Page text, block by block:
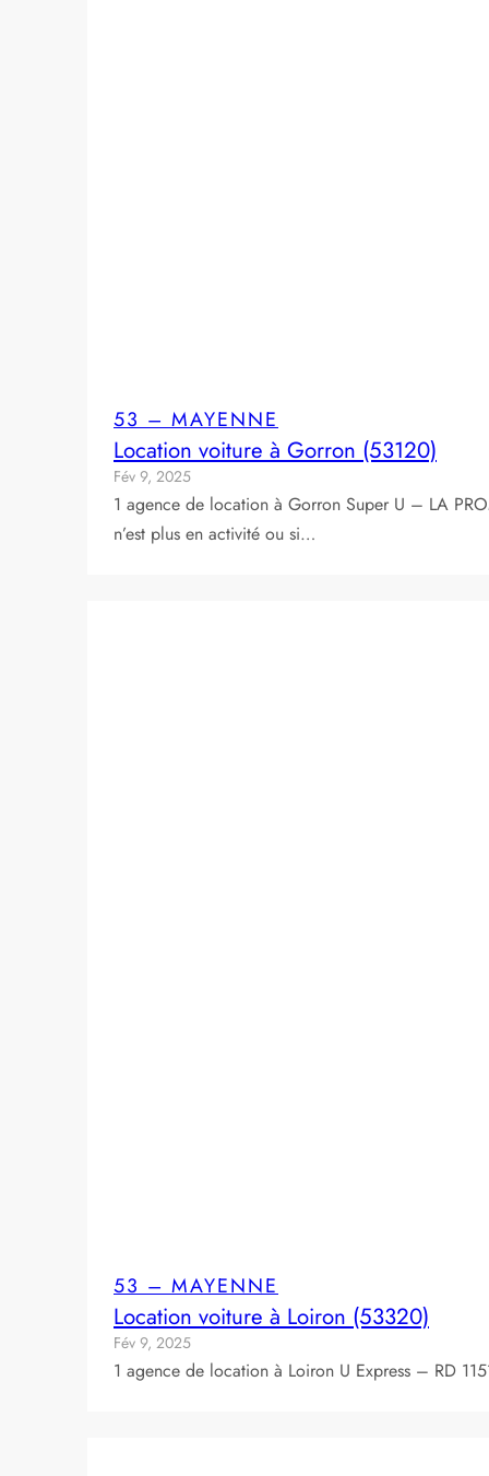
53 – MAYENNE
Location voiture à Gorron (53120)
Fév 9, 2025
1 agence de location à Gorron Super U – LA
n’est plus en activité ou si…
53 – MAYENNE
Location voiture à Loiron (53320)
Fév 9, 2025
1 agence de location à Loiron U Express – RD